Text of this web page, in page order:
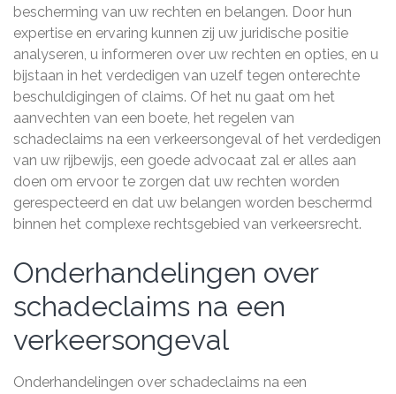
bescherming van uw rechten en belangen. Door hun
expertise en ervaring kunnen zij uw juridische positie
analyseren, u informeren over uw rechten en opties, en u
bijstaan in het verdedigen van uzelf tegen onterechte
beschuldigingen of claims. Of het nu gaat om het
aanvechten van een boete, het regelen van
schadeclaims na een verkeersongeval of het verdedigen
van uw rijbewijs, een goede advocaat zal er alles aan
doen om ervoor te zorgen dat uw rechten worden
gerespecteerd en dat uw belangen worden beschermd
binnen het complexe rechtsgebied van verkeersrecht.
Onderhandelingen over
schadeclaims na een
verkeersongeval
Onderhandelingen over schadeclaims na een